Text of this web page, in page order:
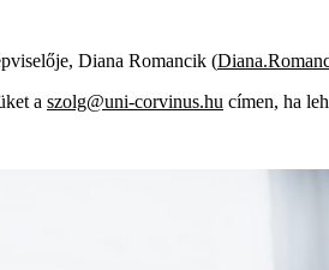
Diana Romancik (
a szolg@uni-corvinus.hu címen, ha